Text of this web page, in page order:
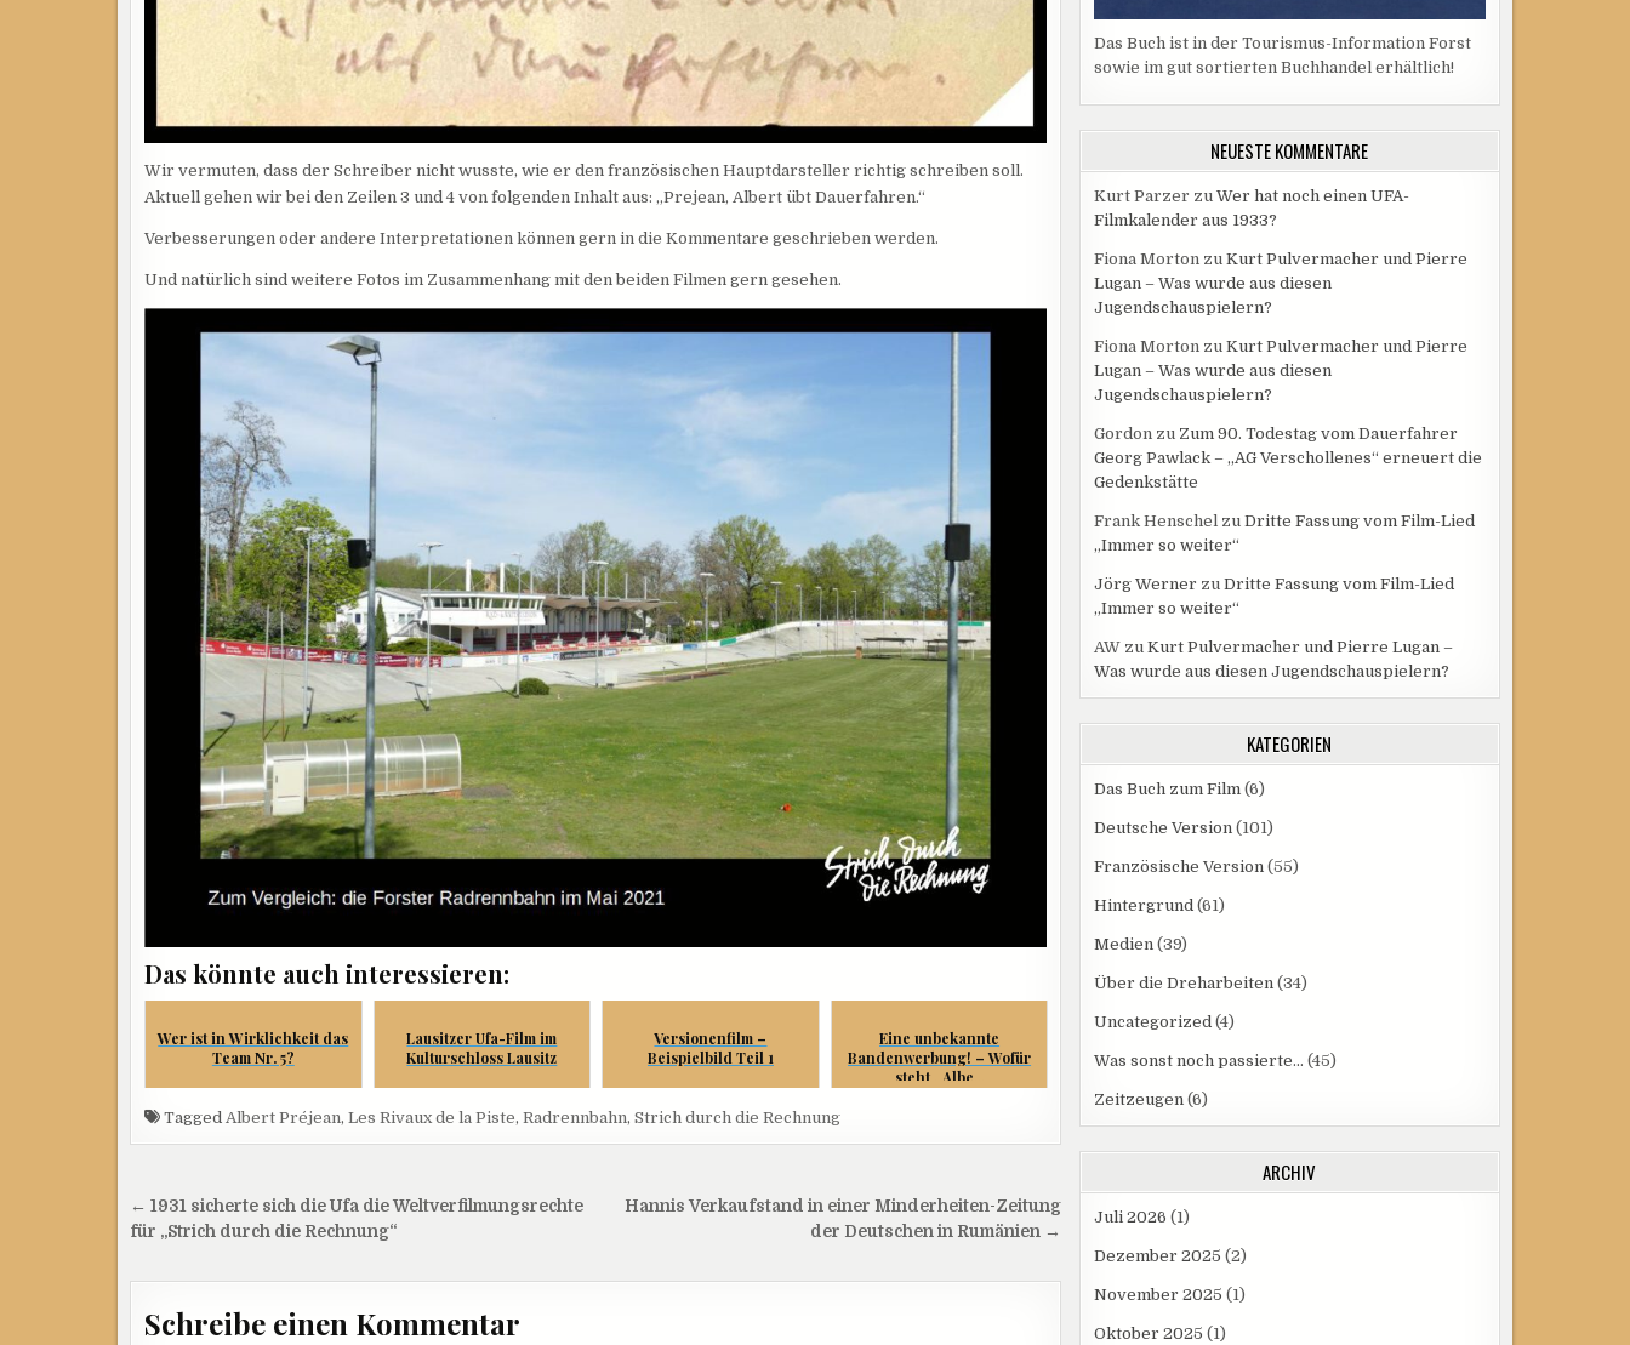
Wir vermuten, dass der Schreiber nicht wusste, wie er den französischen Hauptdarsteller richtig schreiben soll.
Aktuell gehen wir bei den Zeilen 3 und 4 von folgenden Inhalt aus: „Prejean, Albert übt Dauerfahren.“
Verbesserungen oder andere Interpretationen können gern in die Kommentare geschrieben werden.
Und natürlich sind weitere Fotos im Zusammenhang mit den beiden Filmen gern gesehen.
Das könnte auch interessieren:
Wer ist in Wirklichkeit das
Team Nr. 5?
Lausitzer Ufa-Film im
Kulturschloss Lausitz
Versionenfilm –
Beispielbild Teil 1
Eine unbekannte
Bandenwerbung! – Wofür
steht „Albe...
Tagged Albert Préjean, Les Rivaux de la Piste, Radrennbahn, Strich durch die Rechnung
Beitragsnavigation
Hannis Verkaufstand in einer Minderheiten-Zeitung
der Deutschen in Rumänien →
← 1931 sicherte sich die Ufa die Weltverfilmungsrechte
für „Strich durch die Rechnung“
Schreibe einen Kommentar
Das Buch ist in der Tourismus-Information Forst
sowie im gut sortierten Buchhandel erhältlich!
NEUESTE KOMMENTARE
Kurt Parzer zu Wer hat noch einen UFA-
Filmkalender aus 1933?
Fiona Mortonzu Kurt Pulvermacher und Pierre
Lugan – Was wurde aus diesen
Jugendschauspielern?
Fiona Mortonzu Kurt Pulvermacher und Pierre
Lugan – Was wurde aus diesen
Jugendschauspielern?
Gordonzu Zum 90. Todestag vom Dauerfahrer
Georg Pawlack – „AG Verschollenes“ erneuert die
Gedenkstätte
Frank Henschelzu Dritte Fassung vom Film-Lied
„Immer so weiter“
Jörg Werner zu Dritte Fassung vom Film-Lied
„Immer so weiter“
AWzu Kurt Pulvermacher und Pierre Lugan –
Was wurde aus diesen Jugendschauspielern?
KATEGORIEN
Das Buch zum Film(6)
Deutsche Version(101)
Französische Version(55)
Hintergrund(61)
Medien(39)
Über die Dreharbeiten(34)
Uncategorized(4)
Was sonst noch passierte… (45)
Zeitzeugen(6)
ARCHIV
Juli 2026 (1)
Dezember 2025 (2)
November 2025 (1)
Oktober 2025 (1)